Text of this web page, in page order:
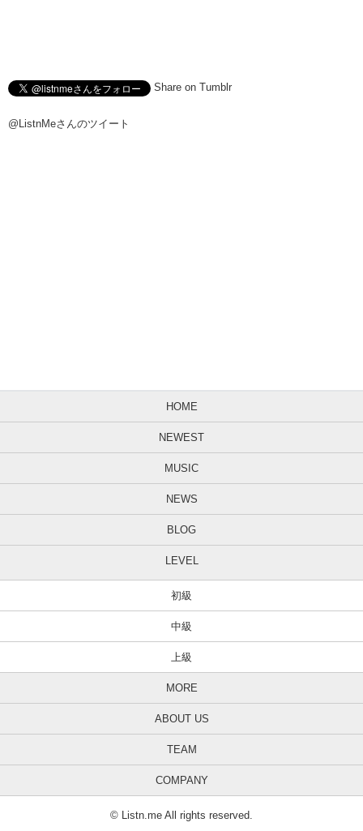
Share on Tumblr
@ListnMeさんのツイート
HOME
NEWEST
MUSIC
NEWS
BLOG
LEVEL
初級
中級
上級
MORE
ABOUT US
TEAM
COMPANY
© Listn.me All rights reserved.